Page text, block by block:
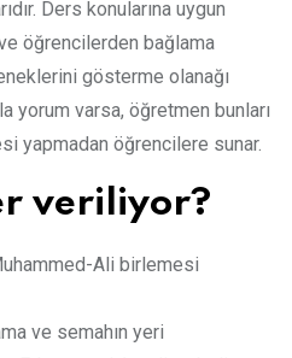
Ders konularına uygun
öğrencilerden bağlama
gösterme olanağı
yorum varsa, öğretmen bunları
yapmadan öğrencilere sunar.
veriliyor?
Ali birlemesi
ve semahın yeri